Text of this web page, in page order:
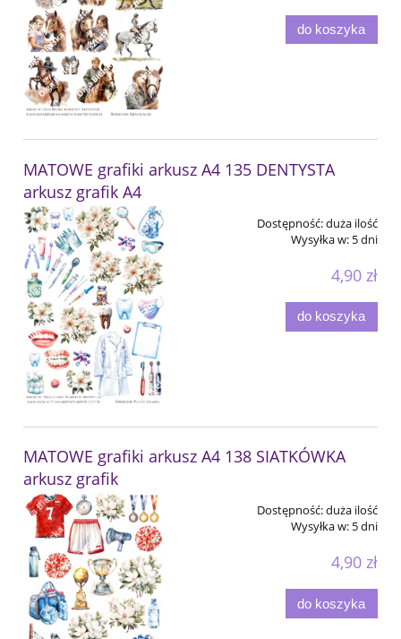
do koszyka
MATOWE grafiki arkusz A4 135 DENTYSTA
arkusz grafik A4
Dostępność:duża ilość
Wysyłka w: 5 dni
4,90 zł
do koszyka
MATOWE grafiki arkusz A4 138 SIATKÓWKA
arkusz grafik
Dostępność:duża ilość
Wysyłka w: 5 dni
4,90 zł
do koszyka